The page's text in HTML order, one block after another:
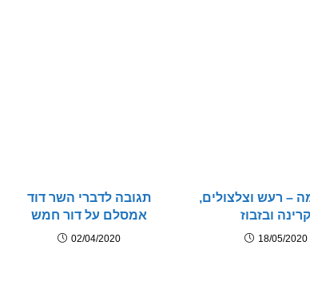
תגובה לדברי השר דוד
אמסלם על דור חמש
02/04/2020
– רעש וצלצולים,
קרינה ובזבוז
18/05/2020